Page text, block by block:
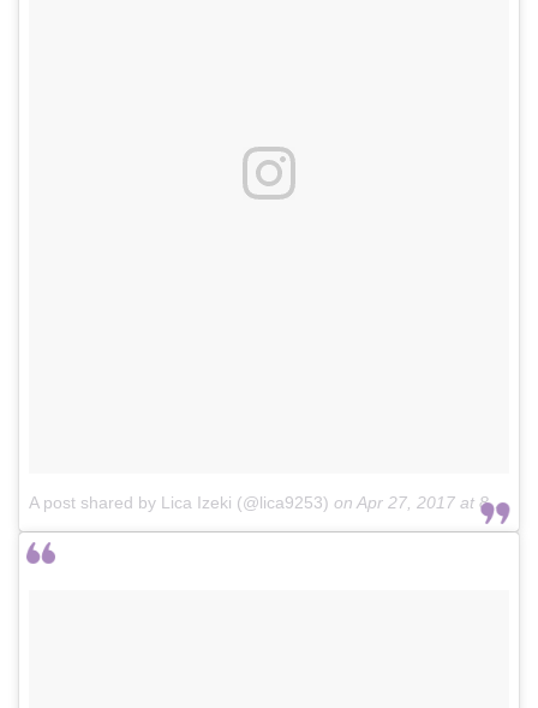
A post shared by Lica Izeki (@lica9253) on Apr 27, 2017 at 8:14am PDT